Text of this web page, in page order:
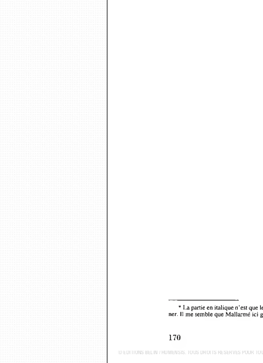
* La partie en italique n’est
ner. Il me semble que Mallarmé
170
© ÉDITIONS BELIN / HUMENSIS. TOUS DROITS RÉSERVÉS POUR